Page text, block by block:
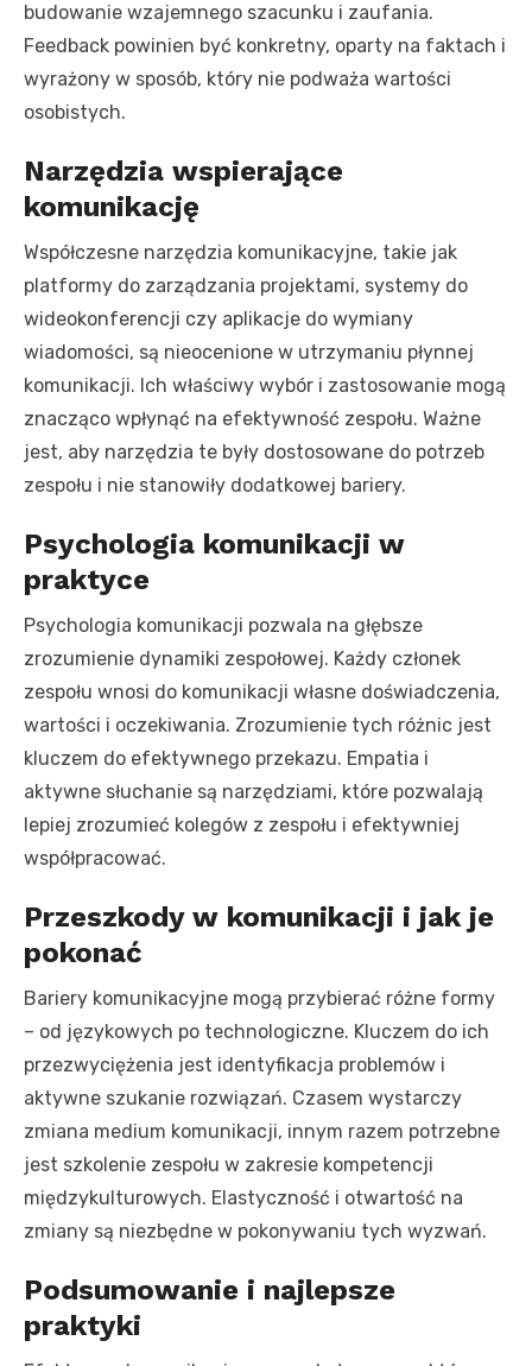
budowanie wzajemnego szacunku i zaufania.
Feedback powinien być konkretny, oparty na faktach i
wyrażony w sposób, który nie podważa wartości
osobistych.
Narzędzia wspierające
komunikację
Współczesne narzędzia komunikacyjne, takie jak
platformy do zarządzania projektami, systemy do
wideokonferencji czy aplikacje do wymiany
wiadomości, są nieocenione w utrzymaniu płynnej
komunikacji. Ich właściwy wybór i zastosowanie mogą
znacząco wpłynąć na efektywność zespołu. Ważne
jest, aby narzędzia te były dostosowane do potrzeb
zespołu i nie stanowiły dodatkowej bariery.
Psychologia komunikacji w
praktyce
Psychologia komunikacji pozwala na głębsze
zrozumienie dynamiki zespołowej. Każdy członek
zespołu wnosi do komunikacji własne doświadczenia,
wartości i oczekiwania. Zrozumienie tych różnic jest
kluczem do efektywnego przekazu. Empatia i
aktywne słuchanie są narzędziami, które pozwalają
lepiej zrozumieć kolegów z zespołu i efektywniej
współpracować.
Przeszkody w komunikacji i jak je
pokonać
Bariery komunikacyjne mogą przybierać różne formy
– od językowych po technologiczne. Kluczem do ich
przezwyciężenia jest identyfikacja problemów i
aktywne szukanie rozwiązań. Czasem wystarczy
zmiana medium komunikacji, innym razem potrzebne
jest szkolenie zespołu w zakresie kompetencji
międzykulturowych. Elastyczność i otwartość na
zmiany są niezbędne w pokonywaniu tych wyzwań.
Podsumowanie i najlepsze
praktyki